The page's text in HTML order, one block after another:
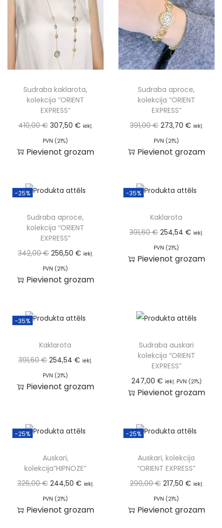
Sudraba kaklarota,
kolekcija “ORIENT
EXPRESS”
410,00€ 307,50 € iekļ.
PVN (21%)
Pievienot grozam
Sudraba aproce,
kolekcija “ORIENT
EXPRESS”
391,00€ 273,70 € iekļ.
PVN (21%)
Pievienot grozam
-25%
Sudraba aproce,
kolekcija “ORIENT
EXPRESS”
342,00€ 256,50 € iekļ.
PVN (21%)
Pievienot grozam
-35%
Kaklarota
391,60€ 254,54€ iekļ.
PVN (21%)
Pievienot grozam
-35%
Kaklarota
391,60€ 254,54€ iekļ.
PVN (21%)
Pievienot grozam
Sudraba auskari
kolekcija “ORIENT
EXPRESS”
247,00 € iekļ. PVN (21%)
Pievienot grozam
-25%
Auskari,
kolekcija”HIPNOZE”
326,00€ 244,50 € iekļ.
PVN (21%)
Pievienot grozam
-25%
Auskari, kolekcija
“ORIENT EXPRESS”
290,00€ 217,50 € iekļ.
PVN (21%)
Pievienot grozam